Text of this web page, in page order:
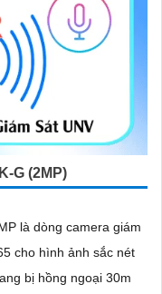
G (2MP)
là dòng camera giám
cho hình ảnh sắc nét